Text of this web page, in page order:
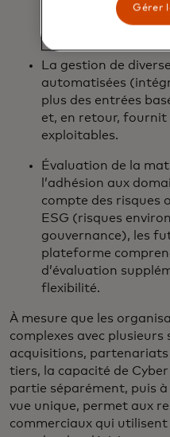
tels que NIST, PCI,
La gestion de
automatisées
plus des entrées
et, en retour, fournit
exploitables.
Évaluation de la
l’adhésion aux
compte des risques
ESG (risques
gouvernance), les
plateforme
d’évaluation
flexibilité.
À mesure que les
complexes avec
acquisitions, partenariats
tiers, la capacité de
partie séparément, puis
vue unique, permet aux
commerciaux qui
Gérer